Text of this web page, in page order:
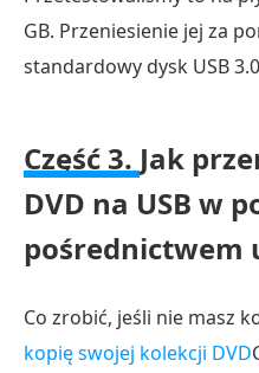
GB. Przeniesienie jej za
standardowy dysk USB
Część 3. Jak
DVD na USB w
pośrednictwem
Co zrobić, jeśli nie masz
kopię swojej kolekcji DVD